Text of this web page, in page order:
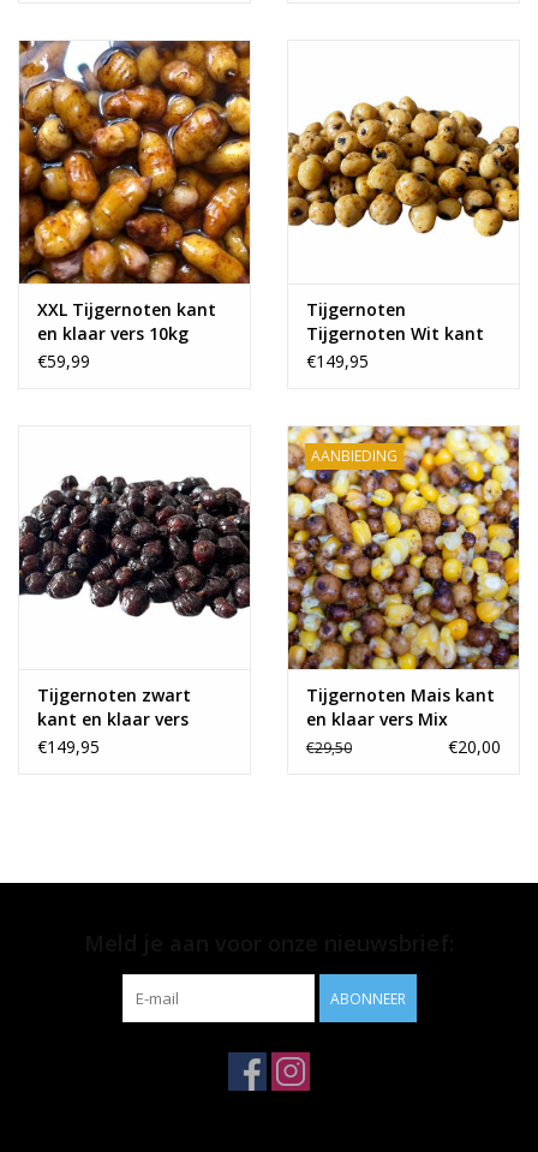
XXL Tijgernoten kant
en klaar vers 10kg
€59,99
Tijgernoten
Tijgernoten Wit kant
en klaar vers
€149,95
Tijgernoten zwart
kant en klaar vers
€149,95
AANBIEDING
Tijgernoten Mais kant
en klaar vers Mix
Madness actie
€29,50 €20,00
ABONNEER